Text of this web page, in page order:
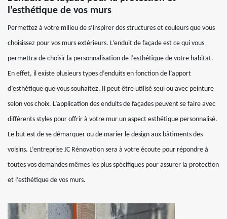
l’esthétique de vos murs
Permettez à votre milieu de s’inspirer des structures et couleurs que vous
choisissez pour vos murs extérieurs. L’enduit de façade est ce qui vous
permettra de choisir la personnalisation de l’esthétique de votre habitat.
En effet, il existe plusieurs types d’enduits en fonction de l’apport
d’esthétique que vous souhaitez. Il peut être utilisé seul ou avec peinture
selon vos choix. L’application des enduits de façades peuvent se faire avec
différents styles pour offrir à votre mur un aspect esthétique personnalisé.
Le but est de se démarquer ou de marier le design aux bâtiments des
voisins. L’entreprise JC Rénovation sera à votre écoute pour répondre à
toutes vos demandes mêmes les plus spécifiques pour assurer la protection
et l’esthétique de vos murs.